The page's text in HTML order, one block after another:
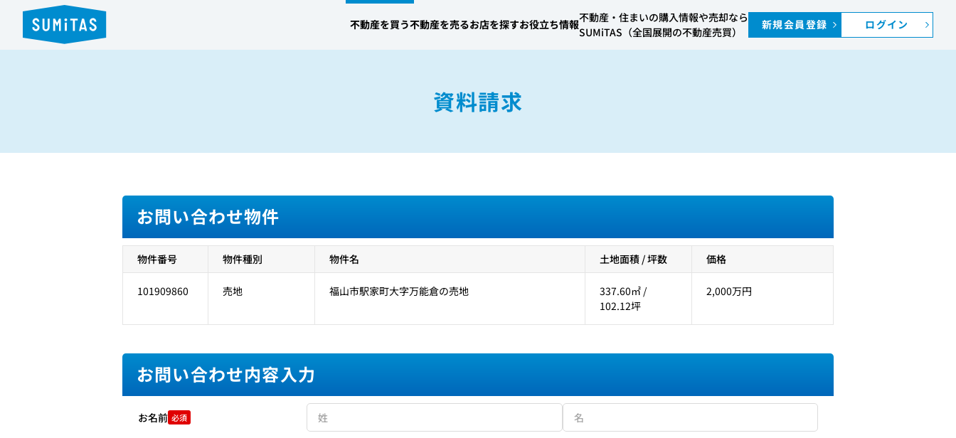
不動産を買う不動産を売るお店を探すお役立ち情報
不動産・住まいの購入情報や売却なら
SUMiTAS（全国展開の不動産売買）
新規会員登録 ログイン
資料請求
お問い合わせ物件
物件番号 物件種別 物件名 土地面積 / 坪数 価格
101909860 売地 福山市駅家町大字万能倉の売地
337.60㎡ /
102.12坪
2,000万円
お問い合わせ内容入力
お名前 必須